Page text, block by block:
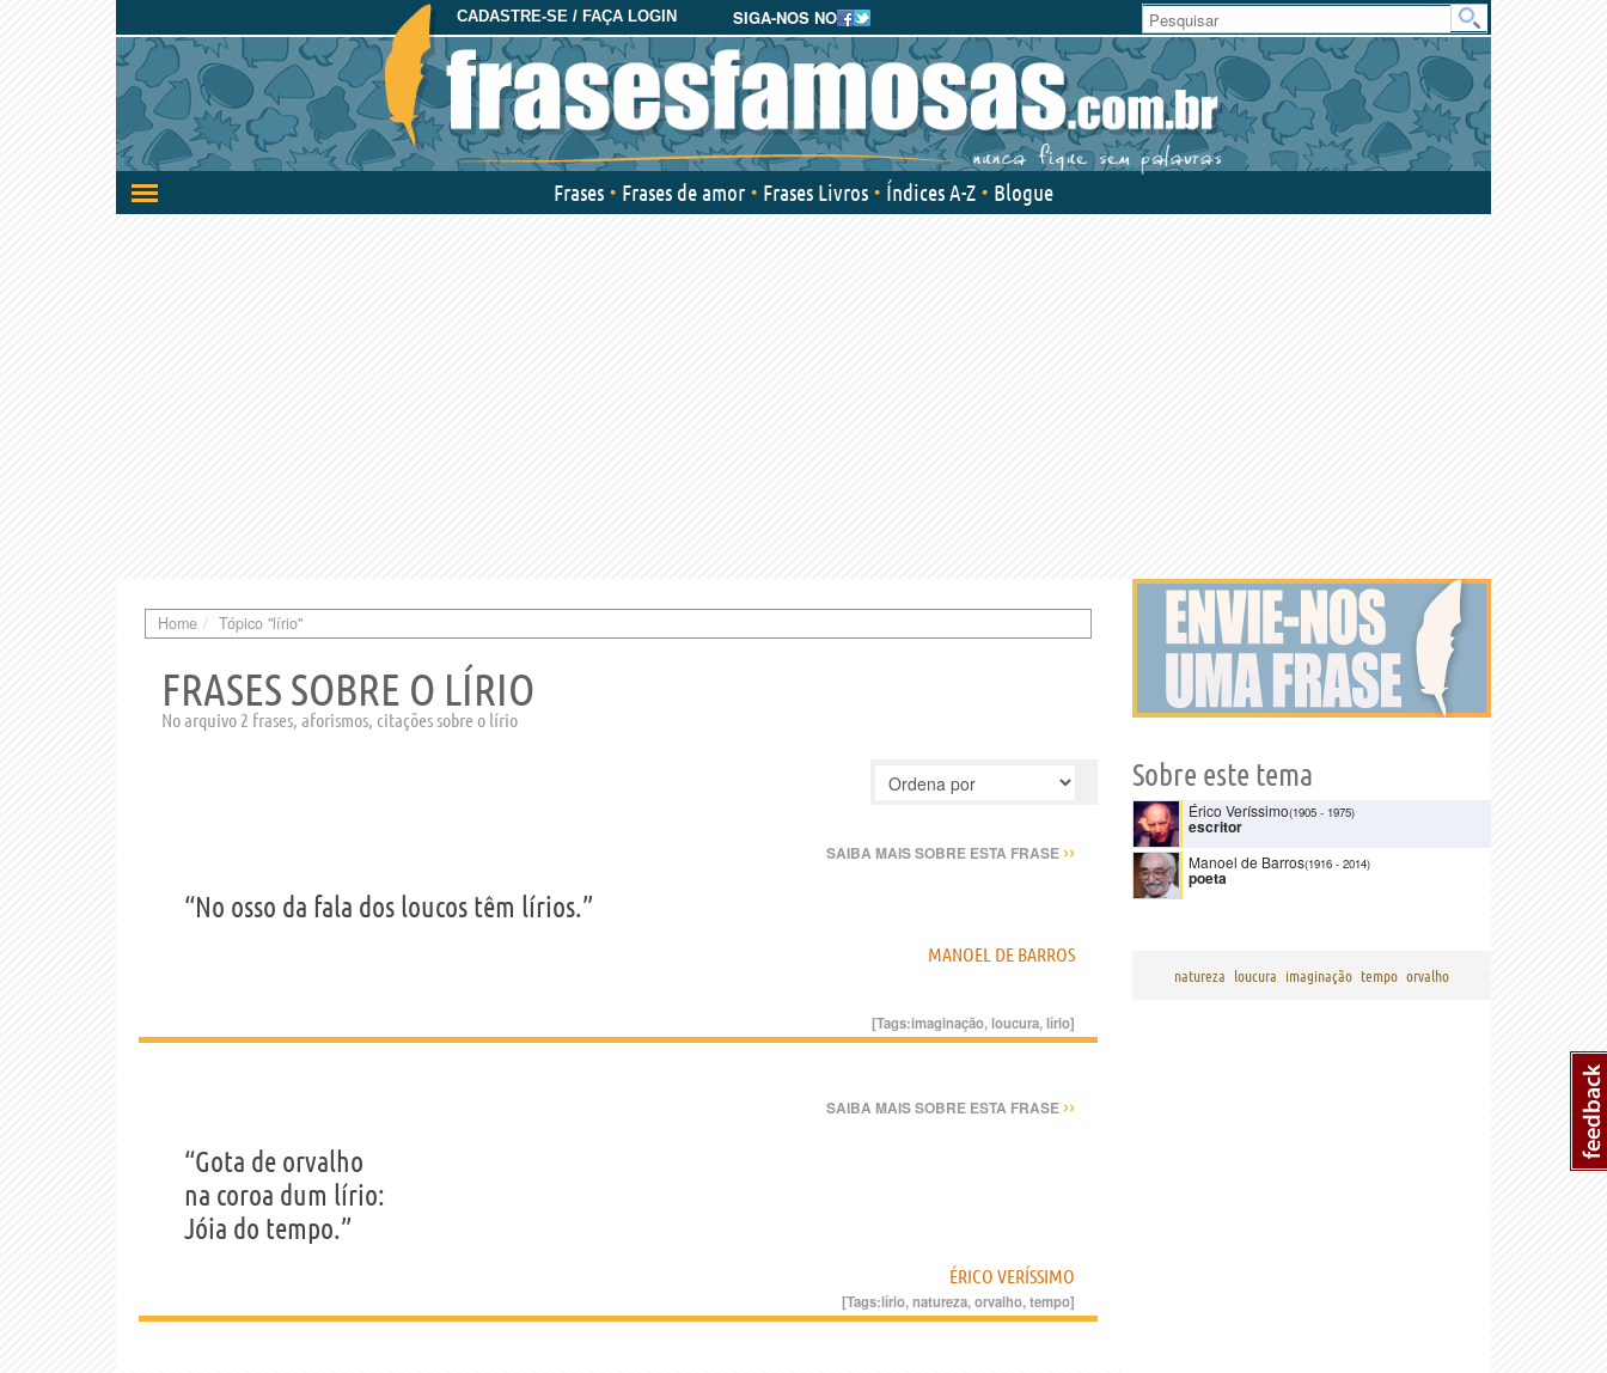
SIGA-NOS NO
CADASTRE-SE / FAÇA LOGIN
Ativar/desativar
a
Área
do
Usuário
Frases Frases de amor Frases Livros Índices A-Z Blogue
Home Tópico "lírio"
FRASES SOBRE O LÍRIO
No arquivo 2 frases, aforismos, citações sobre o lírio
SAIBA MAIS SOBRE ESTA FRASE ››
“No osso da fala dos loucos têm lírios.”
MANOEL DE BARROS
[Tags:imaginação,loucura,lírio]
SAIBA MAIS SOBRE ESTA FRASE ››
“Gota de orvalho
na coroa dum lírio:
Jóia do tempo.”
ÉRICO VERÍSSIMO
[Tags:lírio,natureza,orvalho,tempo]
Sobre este tema
Érico Veríssimo(1905 - 1975)
escritor
Manoel de Barros(1916 - 2014)
poeta
natureza loucura imaginação tempo orvalho